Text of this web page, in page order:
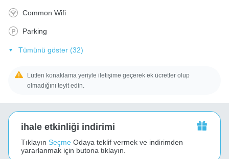
Common Wifi
Parking
Tümünü göster (32)
Lütfen konaklama yeriyle iletişime geçerek ek ücretler olup
olmadığını teyit edin.
ihale etkinliği indirimi
Tıklayın Seçme Odaya teklif vermek ve indirimden
yararlanmak için butona tıklayın.